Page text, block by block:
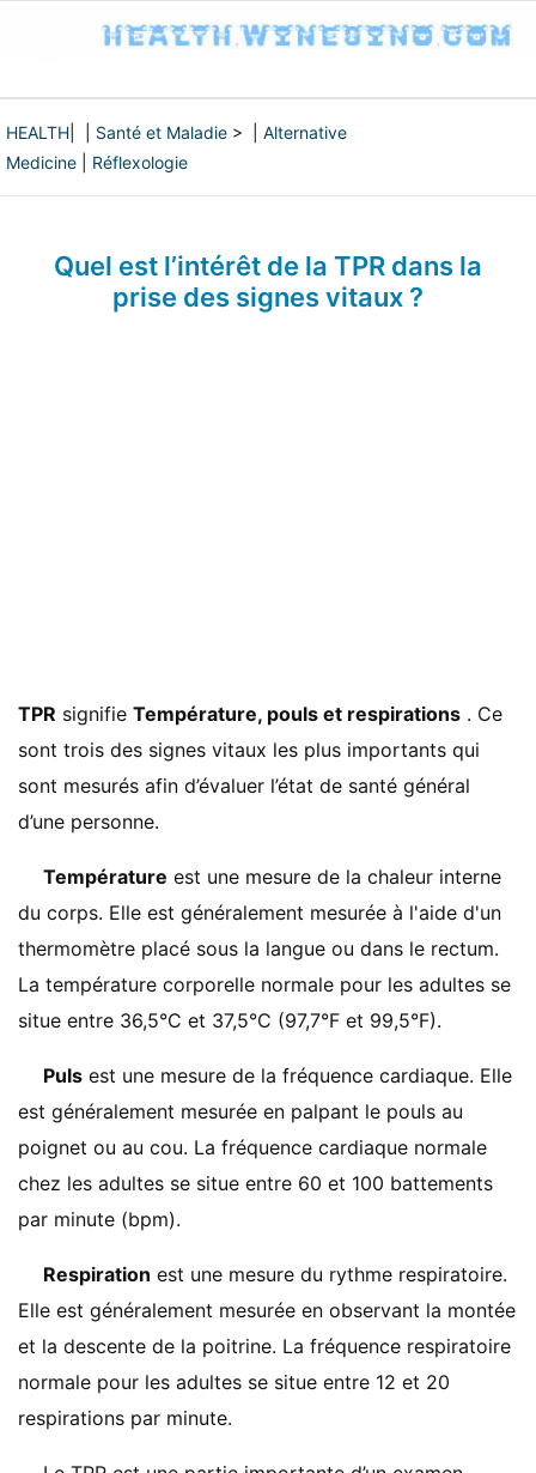
HEALTH Santé et Maladie > | Alternative
Medicine
Réflexologie
Quel est l’intérêt de la TPR dans la
prise des signes vitaux ?
TPR signifie Température, pouls et respirations . Ce
sont trois des signes vitaux les plus importants qui
sont mesurés afin d’évaluer l’état de santé général
d’une personne.
Température est une mesure de la chaleur interne
du corps. Elle est généralement mesurée à l'aide d'un
thermomètre placé sous la langue ou dans le rectum.
La température corporelle normale pour les adultes se
situe entre 36,5°C et 37,5°C (97,7°F et 99,5°F).
Puls est une mesure de la fréquence cardiaque. Elle
est généralement mesurée en palpant le pouls au
poignet ou au cou. La fréquence cardiaque normale
chez les adultes se situe entre 60 et 100 battements
par minute (bpm).
Respiration est une mesure du rythme respiratoire.
Elle est généralement mesurée en observant la montée
et la descente de la poitrine. La fréquence respiratoire
normale pour les adultes se situe entre 12 et 20
respirations par minute.